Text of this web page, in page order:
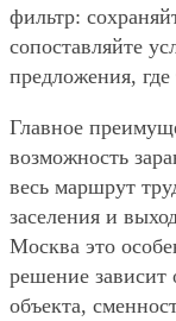
фильтр:
сопоставляйте
предложения,
Главное
возможность
весь маршрут
заселения и
Москва это
решение зависит
объекта,